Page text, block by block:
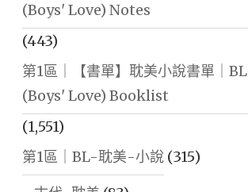
(Boys' Love) Notes
(443)
第1區｜【書單】耽美小說書單｜BL
(Boys' Love) Booklist
(1,551)
第1區｜BL-耽美-小說(315)